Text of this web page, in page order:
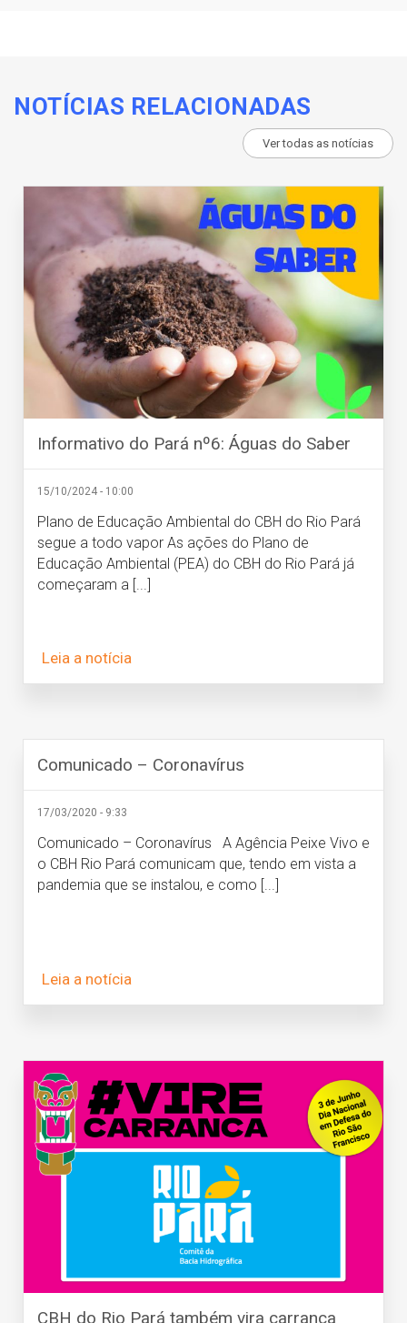
NOTÍCIAS RELACIONADAS
Ver todas as notícias
Informativo do Pará nº6: Águas do Saber
15/10/2024 - 10:00
Plano de Educação Ambiental do CBH do Rio Pará
segue a todo vapor As ações do Plano de
Educação Ambiental (PEA) do CBH do Rio Pará já
começaram a [...]
Leia a notícia
Comunicado – Coronavírus
17/03/2020 - 9:33
Comunicado – Coronavírus A Agência Peixe Vivo e
o CBH Rio Pará comunicam que, tendo em vista a
pandemia que se instalou, e como [...]
Leia a notícia
CBH do Rio Pará também vira carranca